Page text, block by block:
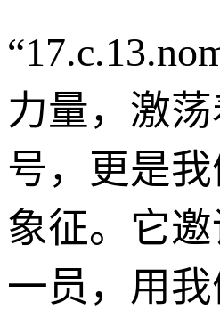
力量，激
号，更是
象征。它
一员，用